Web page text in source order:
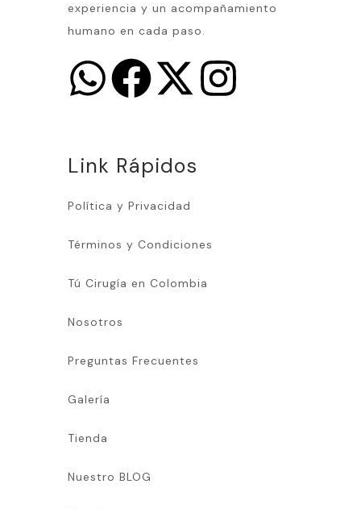
experiencia y un acompañamiento
humano en cada paso.
Link Rápidos
Política y Privacidad
Términos y Condiciones
Tú Cirugía en Colombia
Nosotros
Preguntas Frecuentes
Galería
Tienda
Nuestro BLOG